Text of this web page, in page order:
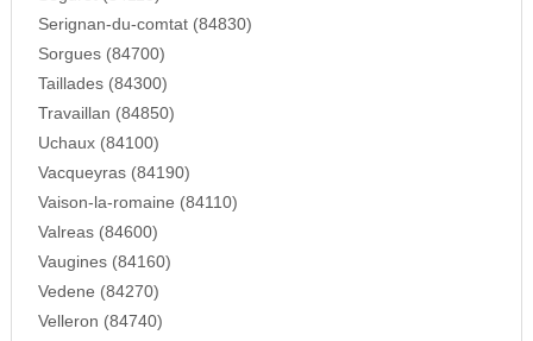
Serignan-du-comtat (84830)
Sorgues (84700)
Taillades (84300)
Travaillan (84850)
Uchaux (84100)
Vacqueyras (84190)
Vaison-la-romaine (84110)
Valreas (84600)
Vaugines (84160)
Vedene (84270)
Velleron (84740)